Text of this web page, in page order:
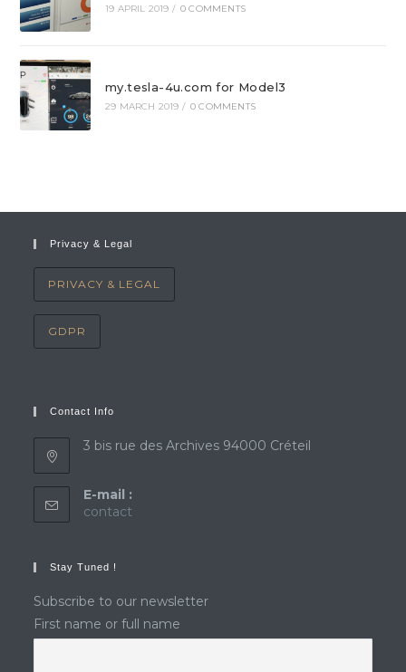
19 APRIL 2019 / 0 COMMENTS
my.tesla-4u.com for Model3
29 MARCH 2019 / 0 COMMENTS
Privacy & Legal
PRIVACY & LEGAL
GDPR
Contact Info
3 bis rue des Archives 94000 Créteil
E-mail :
contact
Stay Tuned !
Subscribe to our newsletter
First name or full name